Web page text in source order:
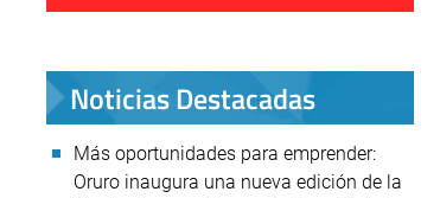
Noticias Destacadas
Más oportunidades para emprender:
Oruro inaugura una nueva edición de la